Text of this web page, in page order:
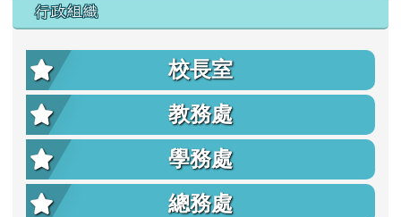
行政組織
校長室
教務處
學務處
總務處